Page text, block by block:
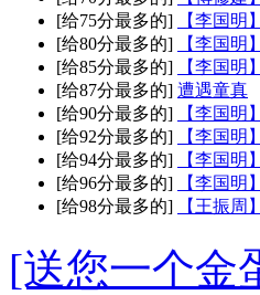
[给75分最多的]
【李国明
[给80分最多的]
【李国明
[给85分最多的]
【李国明
[给87分最多的] 遭遇童真
[给90分最多的]
【李国明
[给92分最多的]
【李国明
[给94分最多的]
【李国明
[给96分最多的]
【李国明
[给98分最多的]
【王振周
[送您一个金